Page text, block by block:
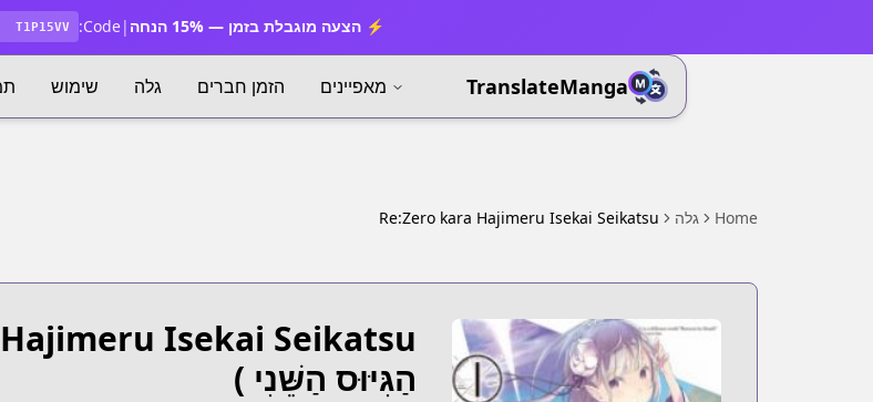
⚡ הצעה מוגבלת בזמן — 15% הנחה |
Code:
T1P15VV
TranslateManga מאפיינים הזמן חברים גלה שימוש
Home גלה Re:Zero kara Hajimeru Isekai Seikatsu
Isekai Seikatsu
הַגִּיּוּס הַשֵּׁנִי )